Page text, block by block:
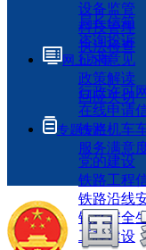
设备监管
科技管理
执法检查
局长信箱
咨询投诉
征求意见
政策解读
回应关切
网上办事
行政许可
在线申请
铁路机车
服务满意
专题专栏
党的建设
铁路工程
铁路沿线
铁路安全
工程建设